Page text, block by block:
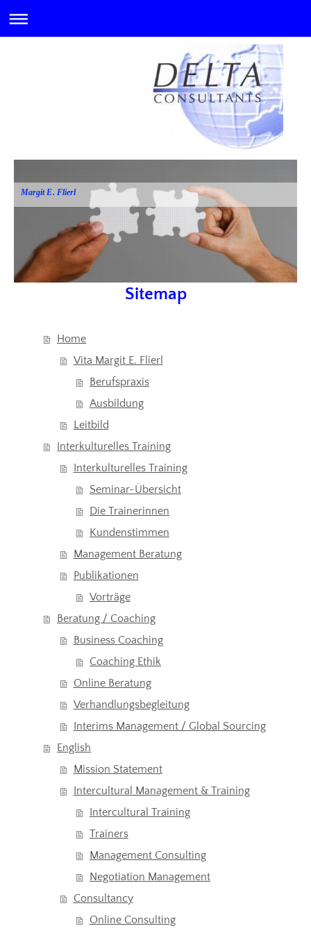
Margit E. Flierl
Sitemap
Home
Vita Margit E. Flierl
Berufspraxis
Ausbildung
Leitbild
Interkulturelles Training
Interkulturelles Training
Seminar-Übersicht
Die Trainerinnen
Kundenstimmen
Management Beratung
Publikationen
Vorträge
Beratung / Coaching
Business Coaching
Coaching Ethik
Online Beratung
Verhandlungsbegleitung
Interims Management / Global Sourcing
English
Mission Statement
Intercultural Management & Training
Intercultural Training
Trainers
Management Consulting
Negotiation Management
Consultancy
Online Consulting